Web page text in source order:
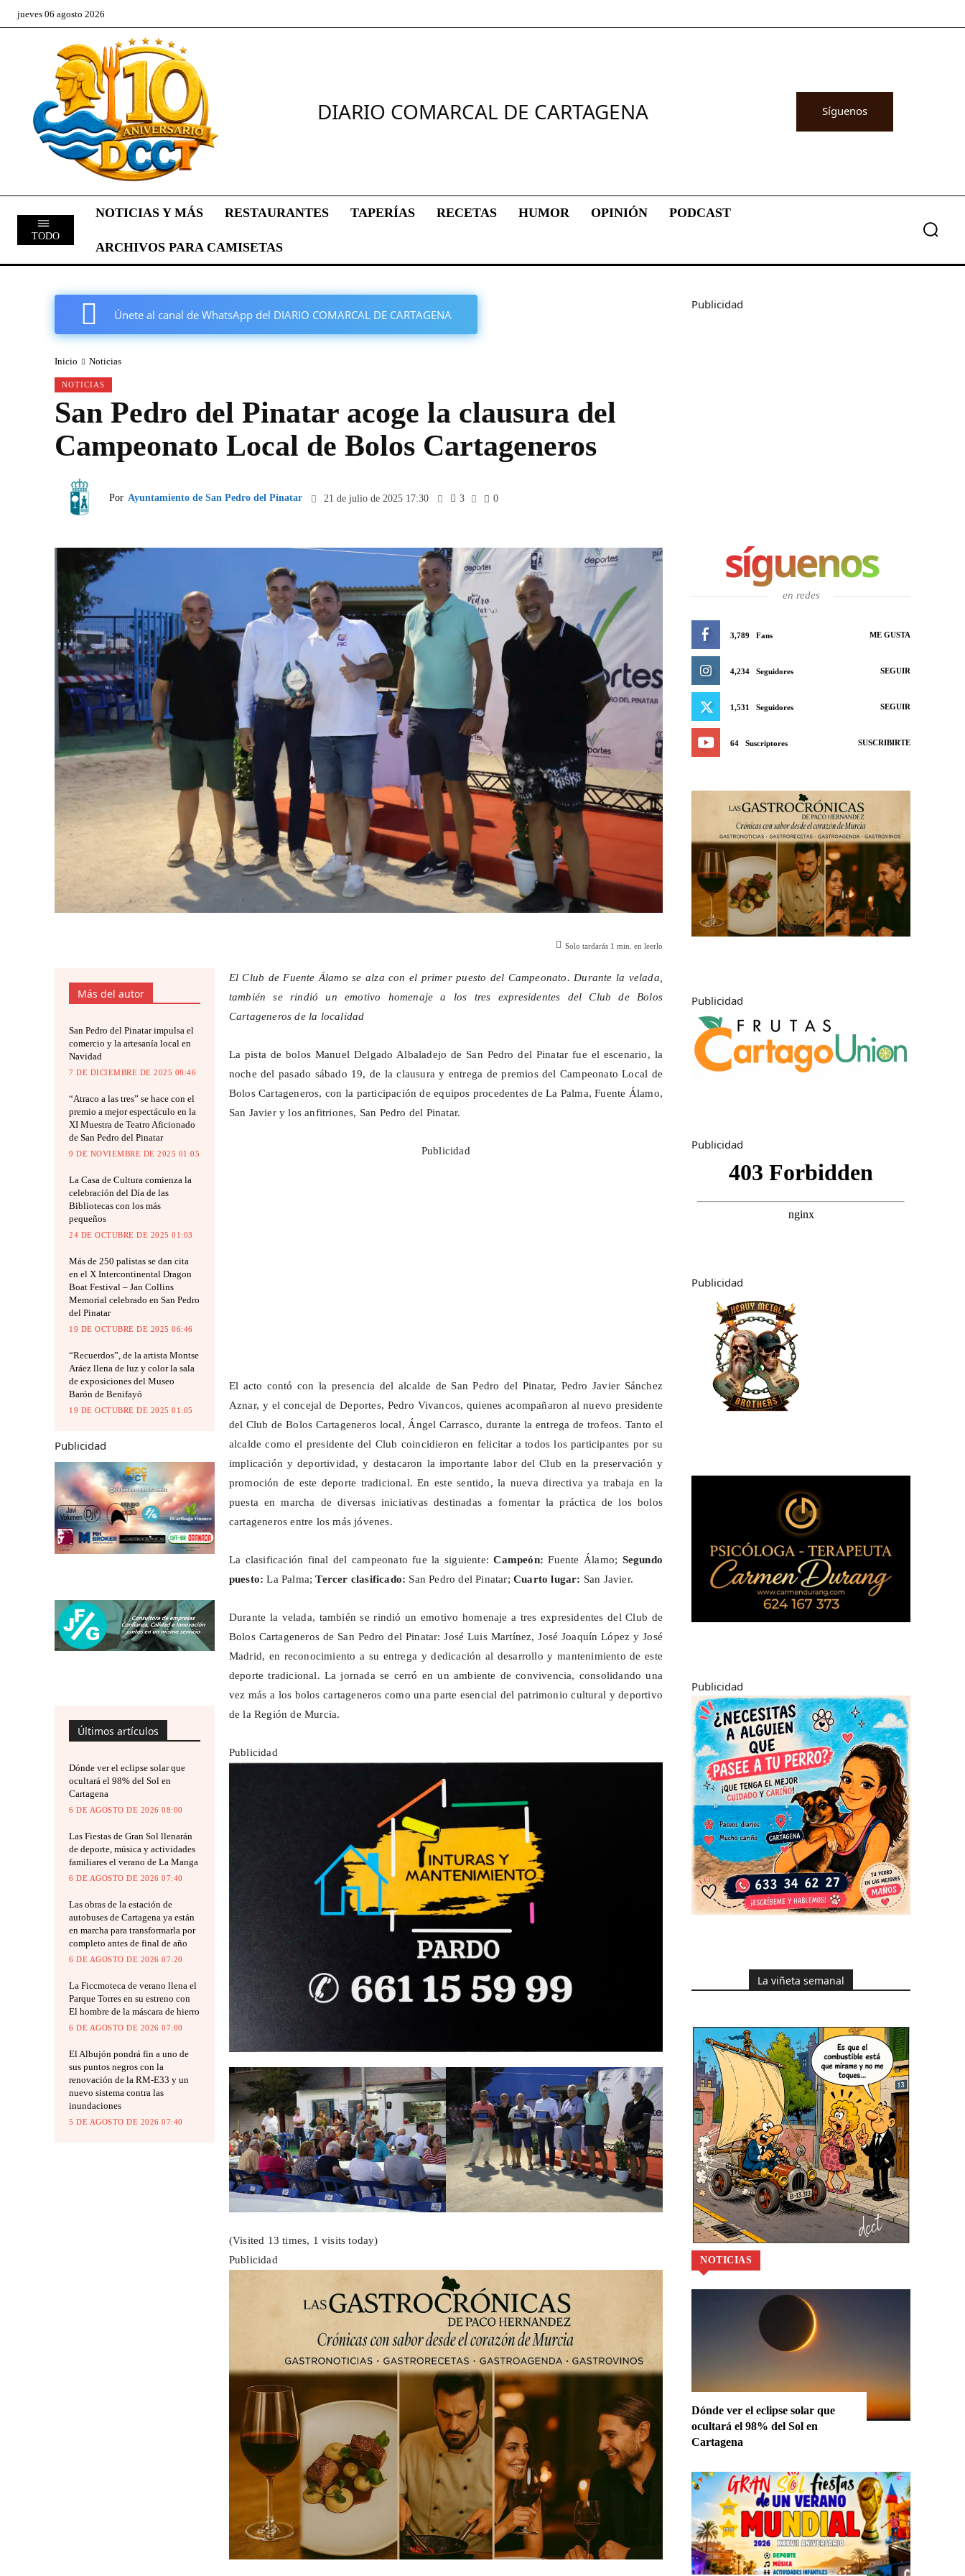
jueves 06 agosto 2026
DIARIO COMARCAL DE CARTAGENA Síguenos
TODO
NOTICIAS Y MÁS RESTAURANTES TAPERÍAS RECETAS HUMOR OPINIÓN PODCAST
ARCHIVOS PARA CAMISETAS
Únete al canal de WhatsApp del DIARIO COMARCAL DE CARTAGENA
Inicio Noticias
NOTICIAS
San Pedro del Pinatar acoge la clausura del
Campeonato Local de Bolos Cartageneros
Por Ayuntamiento de San Pedro del Pinatar 21 de julio de 2025 17:30 3 0
Solo tardarás 1 min. en leerlo
Más del autor
San Pedro del Pinatar impulsa el
comercio y la artesanía local en
Navidad
7 DE DICIEMBRE DE 2025 08:46
“Atraco a las tres” se hace con el
premio a mejor espectáculo en la
XI Muestra de Teatro Aficionado
de San Pedro del Pinatar
9 DE NOVIEMBRE DE 2025 01:05
La Casa de Cultura comienza la
celebración del Día de las
Bibliotecas con los más
pequeños
24 DE OCTUBRE DE 2025 01:03
Más de 250 palistas se dan cita
en el X Intercontinental Dragon
Boat Festival – Jan Collins
Memorial celebrado en San Pedro
del Pinatar
19 DE OCTUBRE DE 2025 06:46
“Recuerdos”, de la artista Montse
Aráez llena de luz y color la sala
de exposiciones del Museo
Barón de Benifayó
19 DE OCTUBRE DE 2025 01:05
Publicidad
Últimos artículos
Dónde ver el eclipse solar que
ocultará el 98% del Sol en
Cartagena
6 DE AGOSTO DE 2026 08:00
Las Fiestas de Gran Sol llenarán
de deporte, música y actividades
familiares el verano de La Manga
6 DE AGOSTO DE 2026 07:40
Las obras de la estación de
autobuses de Cartagena ya están
en marcha para transformarla por
completo antes de final de año
6 DE AGOSTO DE 2026 07:20
La Ficcmoteca de verano llena el
Parque Torres en su estreno con
El hombre de la máscara de hierro
6 DE AGOSTO DE 2026 07:00
El Albujón pondrá fin a uno de
sus puntos negros con la
renovación de la RM-E33 y un
nuevo sistema contra las
inundaciones
5 DE AGOSTO DE 2026 07:40
El Club de Fuente Álamo se alza con el primer puesto del Campeonato. Durante la velada,
también se rindió un emotivo homenaje a los tres expresidentes del Club de Bolos
Cartageneros de la localidad
La pista de bolos Manuel Delgado Albaladejo de San Pedro del Pinatar fue el escenario, la
noche del pasado sábado 19, de la clausura y entrega de premios del Campeonato Local de
Bolos Cartageneros, con la participación de equipos procedentes de La Palma, Fuente Álamo,
San Javier y los anfitriones, San Pedro del Pinatar.
Publicidad
El acto contó con la presencia del alcalde de San Pedro del Pinatar, Pedro Javier Sánchez
Aznar, y el concejal de Deportes, Pedro Vivancos, quienes acompañaron al nuevo presidente
del Club de Bolos Cartageneros local, Ángel Carrasco, durante la entrega de trofeos. Tanto el
alcalde como el presidente del Club coincidieron en felicitar a todos los participantes por su
implicación y deportividad, y destacaron la importante labor del Club en la preservación y
promoción de este deporte tradicional. En este sentido, la nueva directiva ya trabaja en la
puesta en marcha de diversas iniciativas destinadas a fomentar la práctica de los bolos
cartageneros entre los más jóvenes.
La clasificación final del campeonato fue la siguiente:Campeón: Fuente Álamo; Segundo
puesto: La Palma;Tercer clasificado: San Pedro del Pinatar; Cuarto lugar: San Javier.
Durante la velada, también se rindió un emotivo homenaje a tres expresidentes del Club de
Bolos Cartageneros de San Pedro del Pinatar: José Luis Martínez, José Joaquín López y José
Madrid, en reconocimiento a su entrega y dedicación al desarrollo y mantenimiento de este
deporte tradicional. La jornada se cerró en un ambiente de convivencia, consolidando una
vez más a los bolos cartageneros como una parte esencial del patrimonio cultural y deportivo
de la Región de Murcia.
Publicidad
(Visited 13 times, 1 visits today)
Publicidad
Publicidad
síguenos
en redes
3,789 Fans ME GUSTA
4,234 Seguidores SEGUIR
1,531 Seguidores SEGUIR
64 Suscriptores SUSCRIBIRTE
Publicidad
Publicidad
Publicidad
Publicidad
La viñeta semanal
NOTICIAS
Dónde ver el eclipse solar que
ocultará el 98% del Sol en
Cartagena